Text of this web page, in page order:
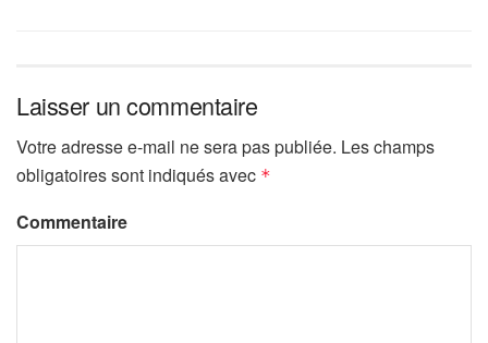
Laisser un commentaire
Votre adresse e-mail ne sera pas publiée. Les champs
obligatoires sont indiqués avec *
Commentaire